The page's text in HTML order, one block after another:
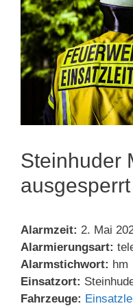
Steinhuder
ausgesperrt
Alarmzeit: 2. Mai
Alarmierungsart:
Alarmstichwort: hm
Einsatzort:
Fahrzeuge: